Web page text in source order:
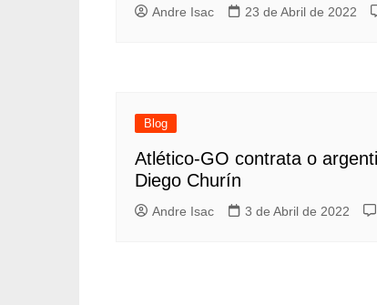
Andre Isac 23 de Abril de 2022
Blog
Atlético-GO contrata o
Diego Churín
Andre Isac 3 de Abril de 2022